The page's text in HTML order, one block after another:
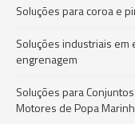
Soluções para coroa e
Soluções industriais
engrenagem
Soluções para
Motores de Popa